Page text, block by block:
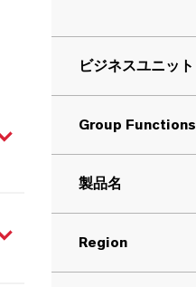
ビジネスユニット
Group Functions
製品名
Region